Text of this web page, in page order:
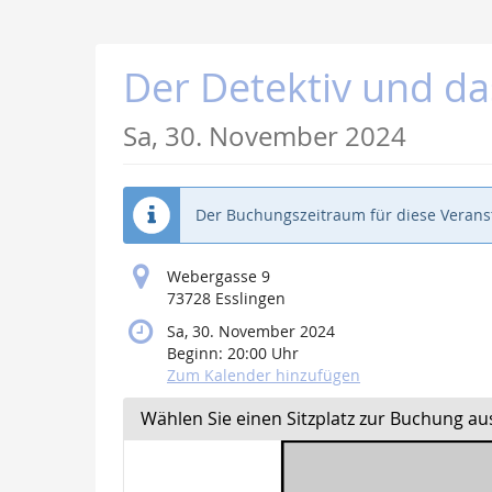
Der Detektiv und
Sa, 30. November 2024
Der Buchungszeitraum für diese
Webergasse 9
73728 Esslingen
Sa, 30. November 2024
Beginn: 20:00 Uhr
Zum Kalender hinzufügen
Wählen Sie einen Sitzplatz zur Buchung